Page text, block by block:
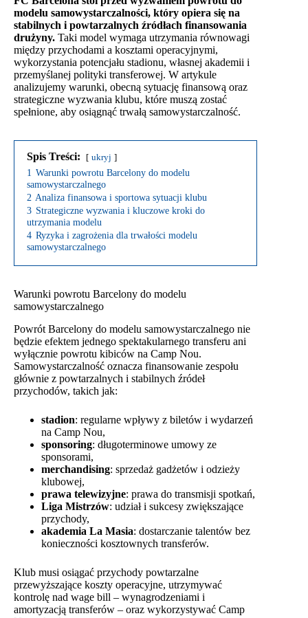
modelu samowystarczalności, który opiera się na
stabilnych i powtarzalnych źródłach finansowania
drużyny. Taki model wymaga utrzymania równowagi
między przychodami a kosztami operacyjnymi,
wykorzystania potencjału stadionu, własnej akademii i
przemyślanej polityki transferowej. W artykule
analizujemy warunki, obecną sytuację finansową oraz
strategiczne wyzwania klubu, które muszą zostać
spełnione, aby osiągnąć trwałą samowystarczalność.
Spis Treści: ukryj
1 Warunki powrotu Barcelony do modelu
samowystarczalnego
2 Analiza finansowa i sportowa sytuacji klubu
3 Strategiczne wyzwania i kluczowe kroki do
utrzymania modelu
4 Ryzyka i zagrożenia dla trwałości modelu
samowystarczalnego
Warunki powrotu Barcelony do modelu
samowystarczalnego
Powrót Barcelony do modelu samowystarczalnego nie
będzie efektem jednego spektakularnego transferu ani
wyłącznie powrotu kibiców na Camp Nou.
Samowystarczalność oznacza finansowanie zespołu
głównie z powtarzalnych i stabilnych źródeł
przychodów, takich jak:
stadion: regularne wpływy z biletów i wydarzeń
na Camp Nou,
sponsoring: długoterminowe umowy ze
sponsorami,
merchandising: sprzedaż gadżetów i odzieży
klubowej,
prawa telewizyjne: prawa do transmisji spotkań,
Liga Mistrzów: udział i sukcesy zwiększające
przychody,
akademia La Masia: dostarczanie talentów bez
konieczności kosztownych transferów.
Klub musi osiągać przychody powtarzalne
przewyższające koszty operacyjne, utrzymywać
kontrolę nad wage bill – wynagrodzeniami i
amortyzacją transferów – oraz wykorzystywać Camp